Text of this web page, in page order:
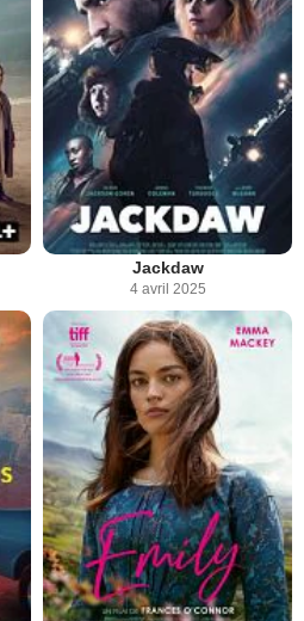
Jackdaw
4 avril 2025